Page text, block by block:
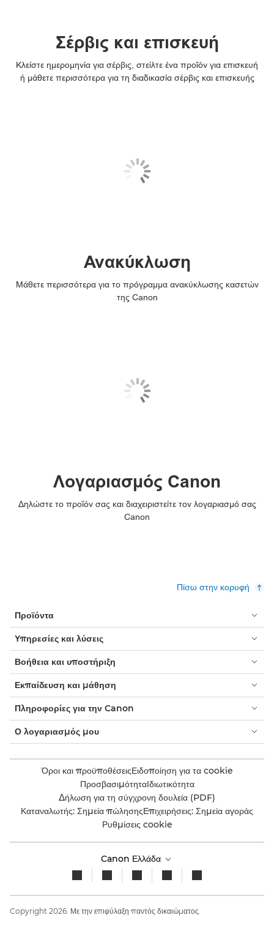
Σέρβις και επισκευή
Κλείστε ημερομηνία για σέρβις, στείλτε ένα προϊόν για επισκευή
ή μάθετε περισσότερα για τη διαδικασία σέρβις και επισκευής
Ανακύκλωση
Μάθετε περισσότερα για το πρόγραμμα ανακύκλωσης κασετών
της Canon
Λογαριασμός Canon
Δηλώστε το προϊόν σας και διαχειριστείτε τον λογαριασμό σας
Canon
Πίσω στην κορυφή
Προϊόντα
Υπηρεσίες και λύσεις
Βοήθεια και υποστήριξη
Εκπαίδευση και μάθηση
Πληροφορίες για την Canon
Ο λογαριασμός μου
Όροι και προϋποθέσειςΕιδοποίηση για τα cookie
ΠροσβασιμότηταΙδιωτικότητα
Δήλωση για τη σύγχρονη δουλεία (PDF)
Καταναλωτής: Σημεία πώλησηςΕπιχειρήσεις: Σημεία αγοράς
Ρυθμίσεις cookie
Canon Ελλάδα
Copyright 2026. Με την επιφύλαξη παντός δικαιώματος.